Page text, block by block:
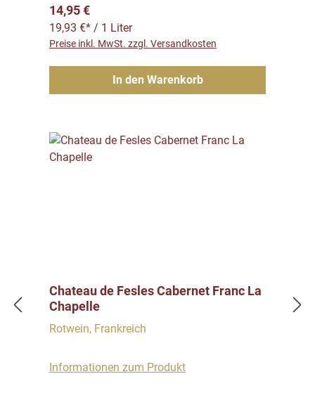
Regulärer Preis:
14,95 €
19,93 €* / 1 Liter
Preise inkl. MwSt. zzgl. Versandkosten
In den Warenkorb
Chateau de Fesles Cabernet Franc La
Chapelle
Rotwein, Frankreich
Informationen zum Produkt